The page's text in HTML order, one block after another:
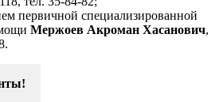
первичной специализированной
Мержоев Акроман Хасанович,